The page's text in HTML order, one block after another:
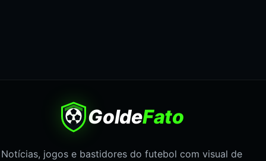
GoldeFato
Notícias, jogos e bastidores do futebol com visual de